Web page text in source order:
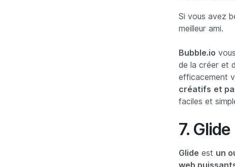
Si vous avez
meilleur ami.
Bubble.io
de la créer et
efficacement
créatifs et
faciles et
7. Glide
Glide est un